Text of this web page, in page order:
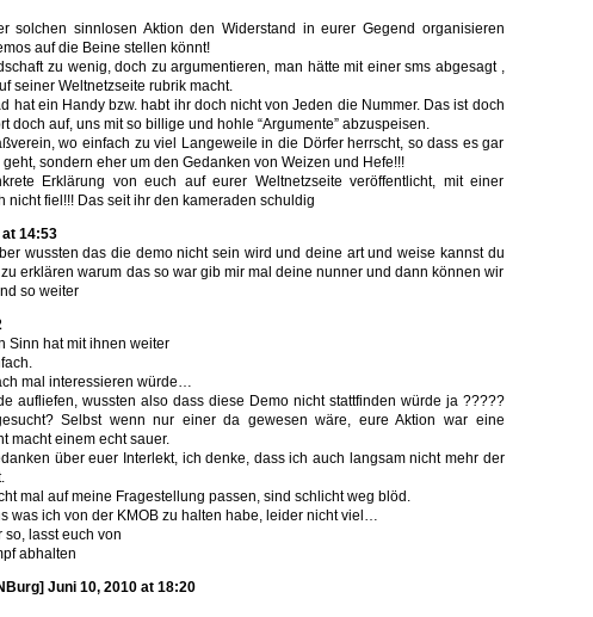
solchen sinnlosen Aktion den Widerstand in eurer Gegend organisieren
auf die Beine stellen könnt!
zu wenig, doch zu argumentieren, man hätte mit einer sms abgesagt ,
seiner Weltnetzseite rubrik macht.
hat ein Handy bzw. habt ihr doch nicht von Jeden die Nummer. Das ist doch
doch auf, uns mit so billige und hohle “Argumente” abzuspeisen.
wo einfach zu viel Langeweile in die Dörfer herrscht, so dass es gar
sondern eher um den Gedanken von Weizen und Hefe!!!
Erklärung von euch auf eurer Weltnetzseite veröffentlicht, mit einer
nicht fiel!!! Das seit ihr den kameraden schuldig
14:53
wussten das die demo nicht sein wird und deine art und weise kannst du
erklären warum das so war gib mir mal deine nunner und dann können wir
so weiter
Sinn hat mit ihnen weiter
mal interessieren würde…
aufliefen, wussten also dass diese Demo nicht stattfinden würde ja ?????
Selbst wenn nur einer da gewesen wäre, eure Aktion war eine
macht einem echt sauer.
über euer Interlekt, ich denke, dass ich auch langsam nicht mehr der
mal auf meine Fragestellung passen, sind schlicht weg blöd.
was ich von der KMOB zu halten habe, leider nicht viel…
lasst euch von
abhalten
Juni 10, 2010 at 18:20